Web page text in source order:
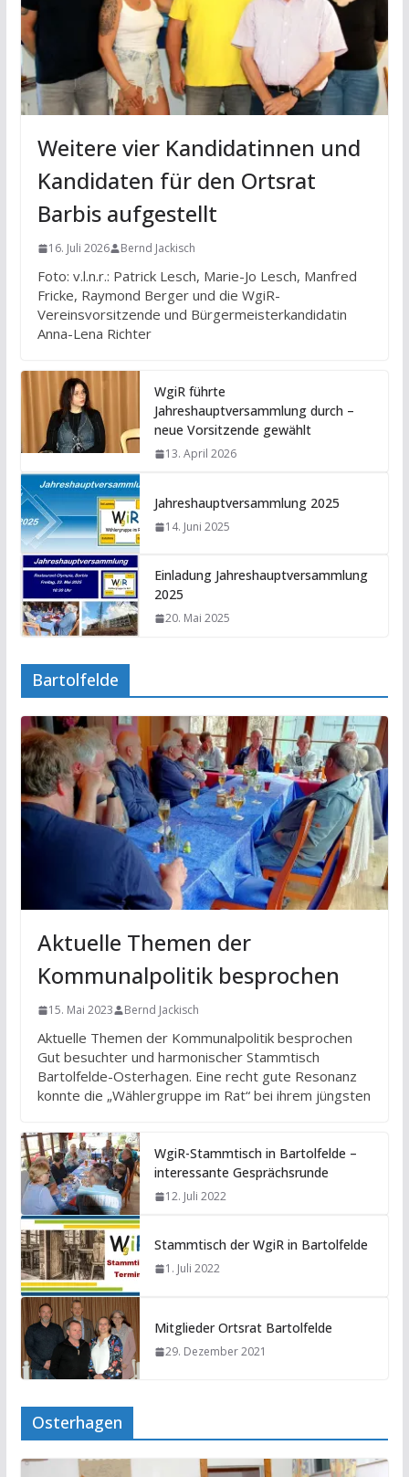
Weitere vier Kandidatinnen und
Kandidaten für den Ortsrat
Barbis aufgestellt
16. Juli 2026 Bernd Jackisch
Foto: v.l.n.r.: Patrick Lesch, Marie-Jo Lesch, Manfred
Fricke, Raymond Berger und die WgiR-
Vereinsvorsitzende und Bürgermeisterkandidatin
Anna-Lena Richter
WgiR führte
Jahreshauptversammlung durch –
neue Vorsitzende gewählt
13. April 2026
Jahreshauptversammlung 2025
14. Juni 2025
Einladung Jahreshauptversammlung
2025
20. Mai 2025
Bartolfelde
Aktuelle Themen der
Kommunalpolitik besprochen
15. Mai 2023 Bernd Jackisch
Aktuelle Themen der Kommunalpolitik besprochen
Gut besuchter und harmonischer Stammtisch
Bartolfelde-Osterhagen. Eine recht gute Resonanz
konnte die „Wählergruppe im Rat“ bei ihrem jüngsten
WgiR-Stammtisch in Bartolfelde –
interessante Gesprächsrunde
12. Juli 2022
Stammtisch der WgiR in Bartolfelde
1. Juli 2022
Mitglieder Ortsrat Bartolfelde
29. Dezember 2021
Osterhagen